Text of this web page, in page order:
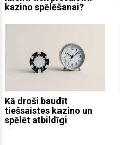
kazino spēlēšanai?
Kā droši baudīt
tiešsaistes kazino un
spēlēt atbildīgi